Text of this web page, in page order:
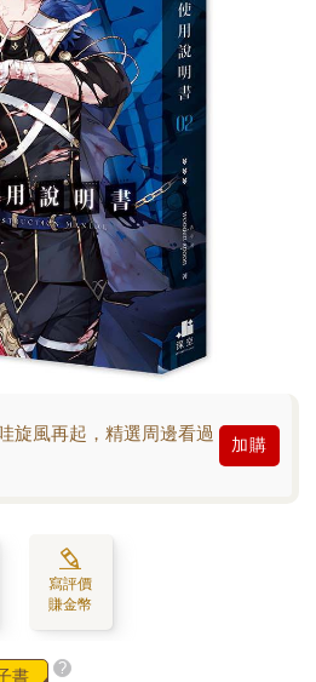
旋風再起，精選周邊看過
加購
寫評價
賺金幣
書 ?